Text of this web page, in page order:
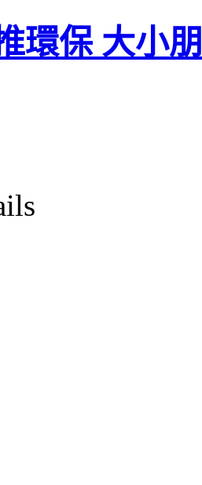
環保 大小